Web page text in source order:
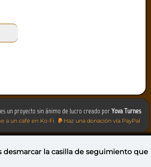
un proyecto sin ánimo de lucro creado porYova Turnes
a un café en Ko-Fi Haz una donación vía PayPal
desmarcar la casilla de seguimiento que